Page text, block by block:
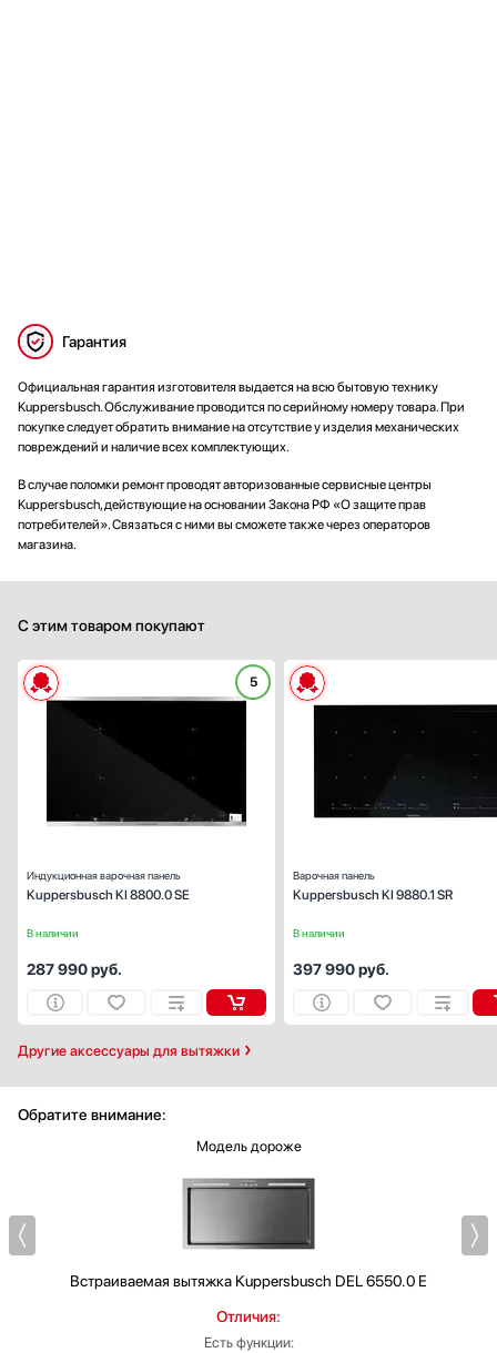
Гарантия
Официальная гарантия изготовителя выдается на всю бытовую технику
Kuppersbusch. Обслуживание проводится по серийному номеру товара. При
покупке следует обратить внимание на отсутствие у изделия механических
повреждений и наличие всех комплектующих.
В случае поломки ремонт проводят авторизованные сервисные центры
Kuppersbusch, действующие на основании Закона РФ «О защите прав
потребителей». Связаться с ними вы сможете также через операторов
магазина.
С этим товаром покупают
Другие аксессуары для вытяжки
5
В наличии
Индукционная варочная панель
Kuppersbusch KI 8800.0 SE
Габариты (ВхШхГ), см:
Общее количество конфорок:
287 990руб.
В наличии
Варочная панель
Kuppersbusch KI 9880.1 SR
397 990руб.
Обратите внимание:
Модель дороже
Встраиваемая вытяжка Kuppersbusch DEL 6550.0 E
Отличия:
Есть функции: